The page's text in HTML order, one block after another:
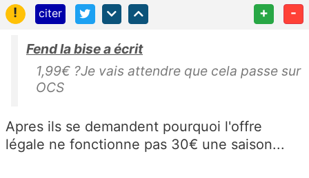
!
citer + -
Fend la bise a écrit
1,99€ ?Je vais attendre que cela passe sur
OCS
Apres ils se demandent pourquoi l'offre
légale ne fonctionne pas 30€ une saison...